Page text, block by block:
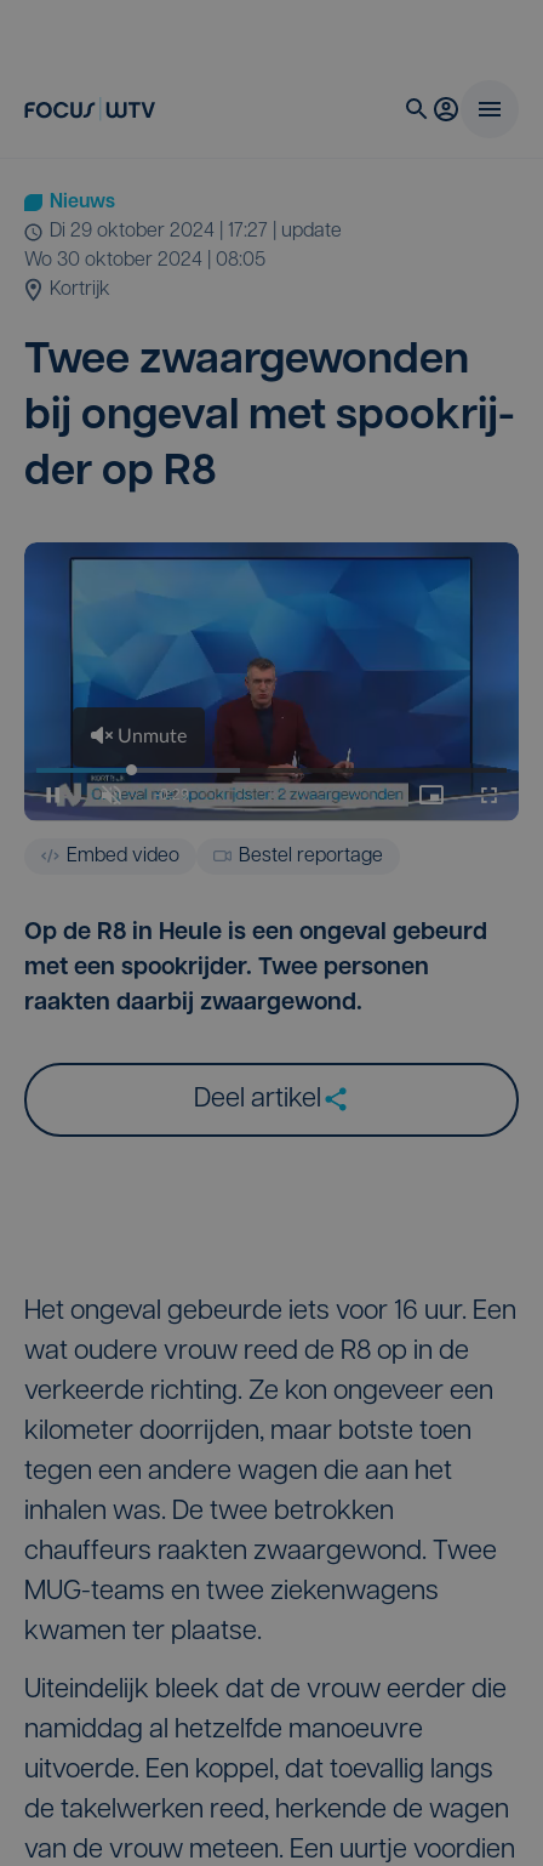
Nieuws
di 29 oktober 2024 | 17:27
| update
wo 30 oktober 2024 | 08:05
Kortrijk
Twee zwaar­ge­won­den
bij onge­val met spook­rij­
der op R8
Embed video Bestel reportage
Op de R8 in Heule is een ongeval gebeurd
met een spookrijder. Twee personen
raakten daarbij zwaargewond.
Deel artikel
Het ongeval gebeurde iets voor 16 uur. Een
wat oudere vrouw reed de R8 op in de
verkeerde richting. Ze kon ongeveer een
kilometer doorrijden, maar botste toen
tegen een andere wagen die aan het
inhalen was. De twee betrokken
chauffeurs raakten zwaargewond. Twee
MUG-teams en twee ziekenwagens
kwamen ter plaatse.
Uiteindelijk bleek dat de vrouw eerder die
namiddag al hetzelfde manoeuvre
uitvoerde. Een koppel, dat toevallig langs
de takelwerken reed, herkende de wagen
van de vrouw meteen. Een uurtje voordien